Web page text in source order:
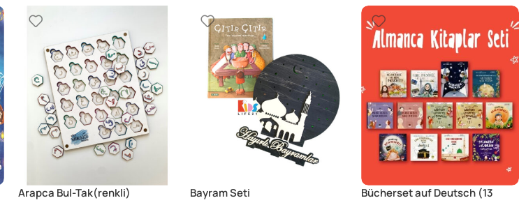
Arapca Bul-Tak(renkli)
Bayram Seti
Bücherset auf Deutsch (13